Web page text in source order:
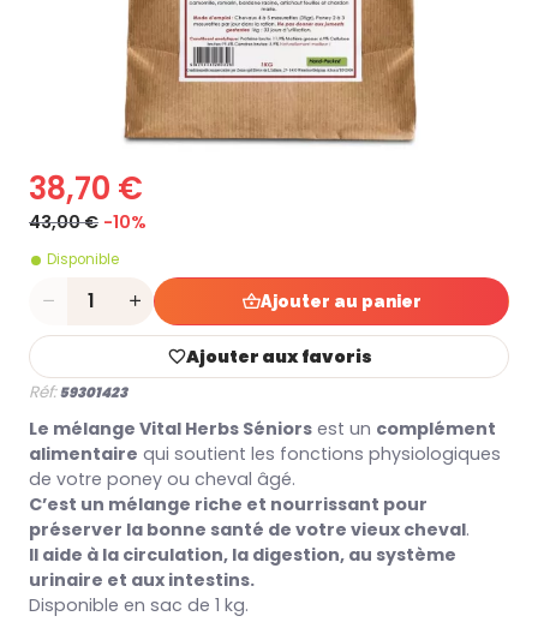
38,70 €
43,00 € -10%
Disponible
Quantité Ajouter au panier
Ajouter aux favoris
Réf:59301423
Le mélange Vital Herbs Séniors est un complément
alimentaire qui soutient les fonctions physiologiques
de votre poney ou cheval âgé.
C’est un mélange riche et nourrissant pour
préserver la bonne santé de votre vieux cheval.
Il aide à la circulation, la digestion, au système
urinaire et aux intestins.
Disponible en sac de 1 kg.